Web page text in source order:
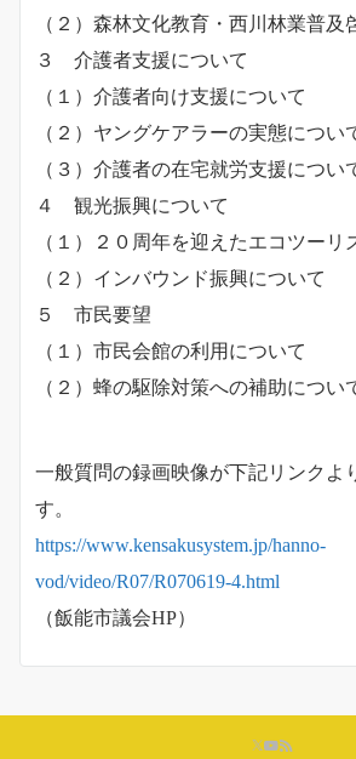
（２）森林文化教育・西川林業普及
３ 介護者支援について
（１）介護者向け支援について
（２）ヤングケアラーの実態につい
（３）介護者の在宅就労支援につい
４ 観光振興について
（１）２０周年を迎えたエコツーリ
（２）インバウンド振興について
５ 市民要望
（１）市民会館の利用について
（２）蜂の駆除対策への補助につい
一般質問の録画映像が下記リンクよ
す。
https://www.kensakusystem.jp/hanno-
vod/video/R07/R070619-4.html
（飯能市議会HP）